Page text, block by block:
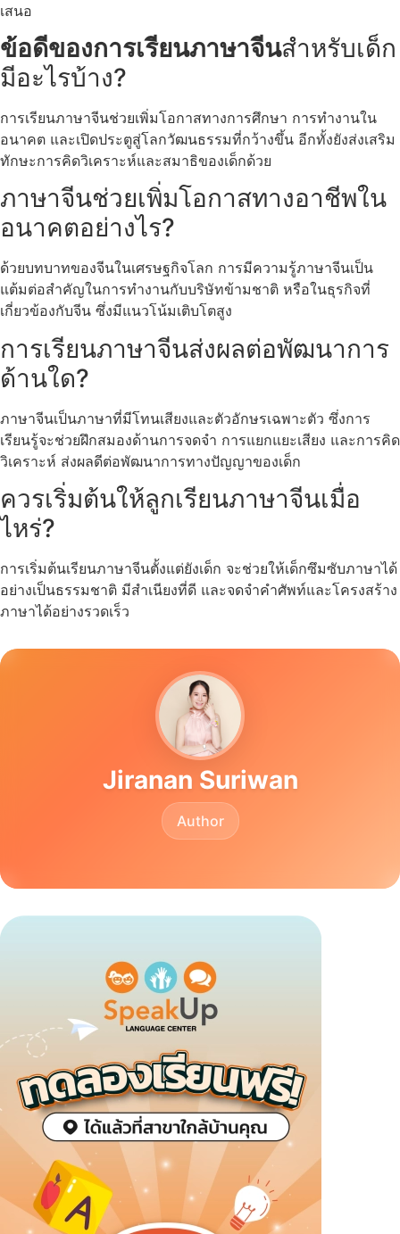
เสนอ
ข้อดีของการเรียนภาษาจีนสำหรับเด็ก
มีอะไรบ้าง?
การเรียนภาษาจีนช่วยเพิ่มโอกาสทางการศึกษา การทำงานใน
อนาคต และเปิดประตูสู่โลกวัฒนธรรมที่กว้างขึ้น อีกทั้งยังส่งเสริม
ทักษะการคิดวิเคราะห์และสมาธิของเด็กด้วย
ภาษาจีนช่วยเพิ่มโอกาสทางอาชีพใน
อนาคตอย่างไร?
ด้วยบทบาทของจีนในเศรษฐกิจโลก การมีความรู้ภาษาจีนเป็น
แต้มต่อสำคัญในการทำงานกับบริษัทข้ามชาติ หรือในธุรกิจที่
เกี่ยวข้องกับจีน ซึ่งมีแนวโน้มเติบโตสูง
การเรียนภาษาจีนส่งผลต่อพัฒนาการ
ด้านใด?
ภาษาจีนเป็นภาษาที่มีโทนเสียงและตัวอักษรเฉพาะตัว ซึ่งการ
เรียนรู้จะช่วยฝึกสมองด้านการจดจำ การแยกแยะเสียง และการคิด
วิเคราะห์ ส่งผลดีต่อพัฒนาการทางปัญญาของเด็ก
ควรเริ่มต้นให้ลูกเรียนภาษาจีนเมื่อ
ไหร่?
การเริ่มต้นเรียนภาษาจีนตั้งแต่ยังเด็ก จะช่วยให้เด็กซึมซับภาษาได้
อย่างเป็นธรรมชาติ มีสำเนียงที่ดี และจดจำคำศัพท์และโครงสร้าง
ภาษาได้อย่างรวดเร็ว
Jiranan Suriwan
Author